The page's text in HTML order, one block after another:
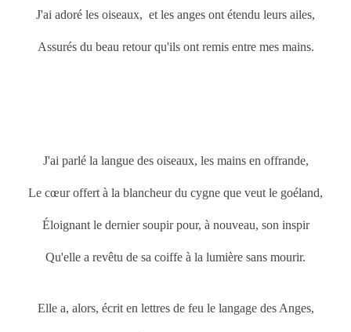
J'ai adoré les oiseaux, et les anges ont étendu leurs ailes,
Assurés du beau retour qu'ils ont remis entre mes mains.
J'ai parlé la langue des oiseaux, les mains en offrande,
Le cœur offert à la blancheur du cygne que veut le goéland,
Éloignant le dernier soupir pour, à nouveau, son inspir
Qu'elle a revêtu de sa coiffe à la lumière sans mourir.
Elle a, alors, écrit en lettres de feu le langage des Anges,